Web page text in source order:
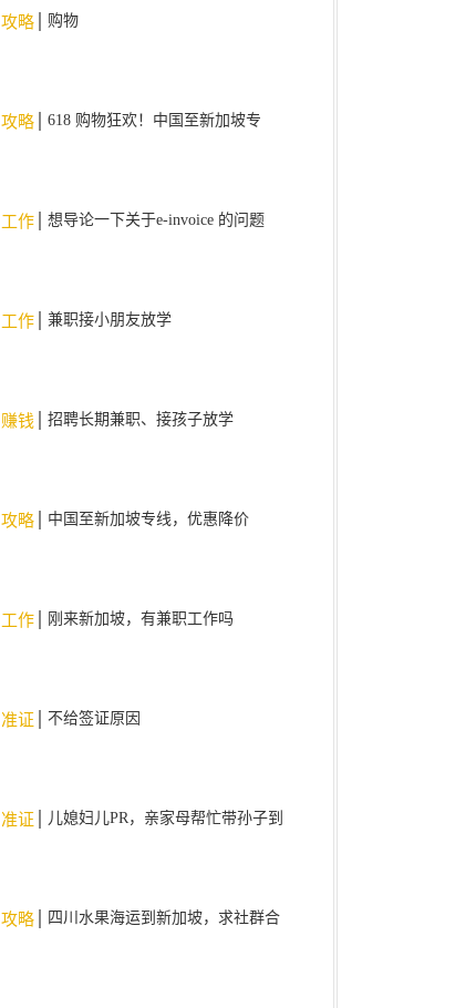
攻略 购物
攻略
618 购物狂欢！中国至新加坡专
工作 想导论一下关于e-invoice 的问题
工作 兼职接小朋友放学
赚钱 招聘长期兼职、接孩子放学
攻略
中国至新加坡专线，优惠降价
工作 刚来新加坡，有兼职工作吗
准证 不给签证原因
准证
儿媳妇儿PR，亲家母帮忙带孙子到
攻略
四川水果海运到新加坡，求社群合